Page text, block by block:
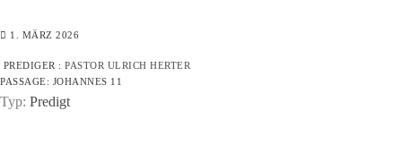
1. MÄRZ 2026
PREDIGER : PASTOR ULRICH HERTER
PASSAGE: JOHANNES 11
Typ: Predigt